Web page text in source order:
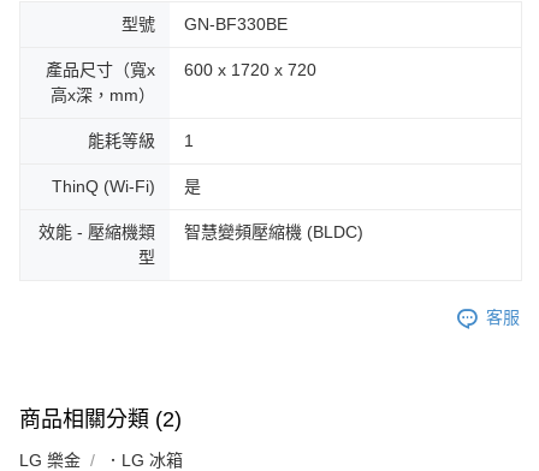
型號 GN-BF330BE
產品尺寸（寬x
高x深，mm）
600 x 1720 x 720
能耗等級 1
ThinQ (Wi-Fi) 是
效能 - 壓縮機類
型
智慧變頻壓縮機 (BLDC)
客服
商品相關分類 (2)
LG 樂金 ．LG 冰箱